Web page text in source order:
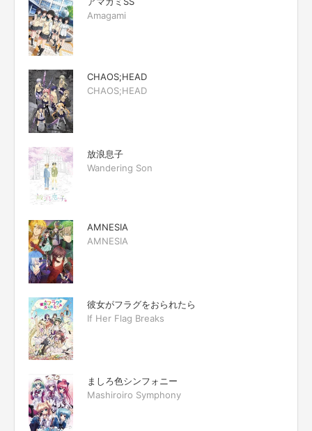
Amagami
CHAOS;HEAD
CHAOS;HEAD
放浪息子
Wandering Son
AMNESIA
AMNESIA
彼女がフラグをおられたら
If Her Flag Breaks
ましろ色シンフォニー
Mashiroiro Symphony